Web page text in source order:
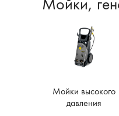
Мойки высокого
давления